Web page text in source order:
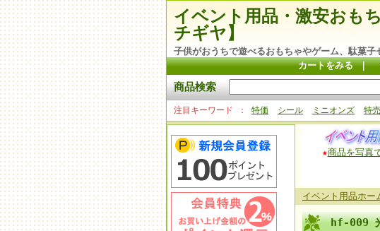
イベント用品・激安おも
チギヤ】
子供がおうちで遊べるおもちゃやゲーム、駄菓子
カートをみる｜
商品検索
注目キーワード 特価 シール ミニオンズ 特
★商品を写真
イベント用品ホー
hf-009